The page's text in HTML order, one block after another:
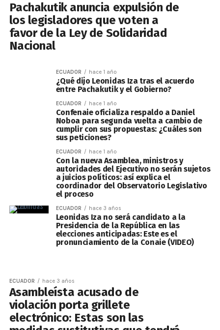
Pachakutik anuncia expulsión de
los legisladores que voten a
favor de la Ley de Solidaridad
Nacional
ECUADOR hace 1 año
¿Qué dijo Leonidas Iza tras el acuerdo
entre Pachakutik y el Gobierno?
ECUADOR hace 1 año
Confenaie oficializa respaldo a Daniel
Noboa para segunda vuelta a cambio de
cumplir con sus propuestas: ¿Cuáles son
sus peticiones?
ECUADOR hace 1 año
Con la nueva Asamblea, ministros y
autoridades del Ejecutivo no serán sujetos
a juicios políticos: así explica el
coordinador del Observatorio Legislativo
el proceso
ECUADOR hace 3 años
Leonidas Iza no será candidato a la
Presidencia de la República en las
elecciones anticipadas: Este es el
pronunciamiento de la Conaie (VIDEO)
ECUADOR hace 3 años
Asambleísta acusado de
violación porta grillete
electrónico: Estas son las